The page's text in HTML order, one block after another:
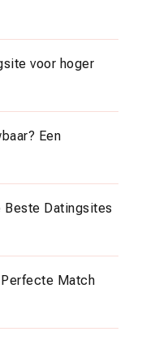
voor hoger
Een
Beste Datingsites
Match